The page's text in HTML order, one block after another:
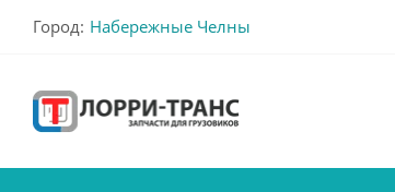
Город: Набережные Челны